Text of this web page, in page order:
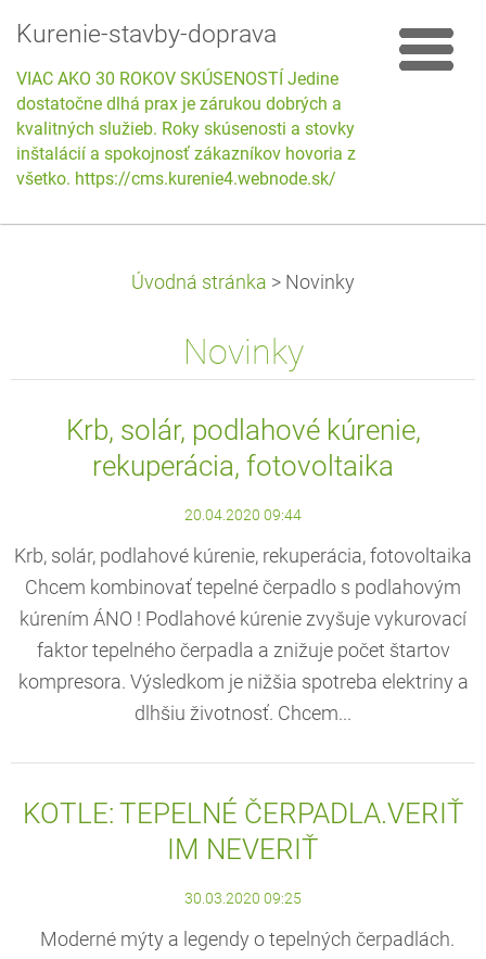
Kurenie-stavby-doprava
VIAC AKO 30 ROKOV SKÚSENOSTÍ Jedine
dostatočne dlhá prax je zárukou dobrých a
kvalitných služieb. Roky skúsenosti a stovky
inštalácií a spokojnosť zákazníkov hovoria za
všetko. https://cms.kurenie4.webnode.sk/
Úvodná stránka > Novinky
Novinky
Krb, solár, podlahové kúrenie,
rekuperácia, fotovoltaika
20.04.2020 09:44
Krb, solár, podlahové kúrenie, rekuperácia, fotovoltaika
Chcem kombinovať tepelné čerpadlo s podlahovým
kúrením ÁNO ! Podlahové kúrenie zvyšuje vykurovací
faktor tepelného čerpadla a znižuje počet štartov
kompresora. Výsledkom je nižšia spotreba elektriny a
dlhšiu životnosť. Chcem...
KOTLE: TEPELNÉ ČERPADLA.VERIŤ
IM NEVERIŤ
30.03.2020 09:25
Moderné mýty a legendy o tepelných čerpadlách.